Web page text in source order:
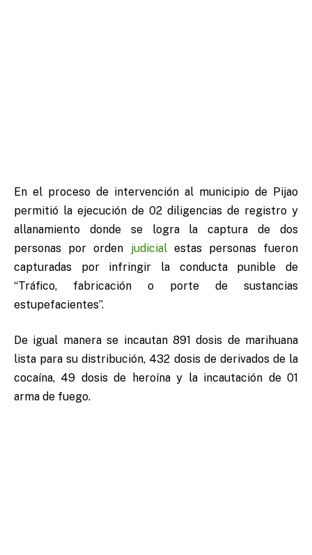
En el proceso de intervención al municipio de Pijao
permitió la ejecución de 02 diligencias de registro y
allanamiento donde se logra la captura de dos
personas por orden judicialestas personas fueron
capturadas por infringir la conducta punible de
“Tráfico, fabricación o porte de sustancias
estupefacientes”.
De igual manera se incautan 891 dosis de marihuana
lista para su distribución, 432 dosis de derivados de la
cocaína, 49 dosis de heroína y la incautación de 01
arma de fuego.